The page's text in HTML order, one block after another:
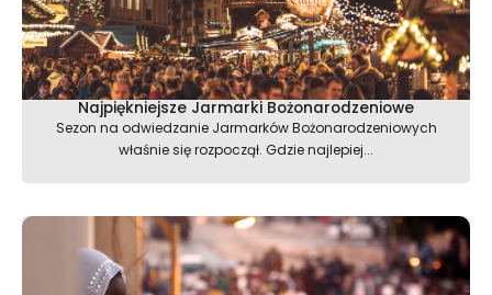
Najpiękniejsze Jarmarki Bożonarodzeniowe
Sezon na odwiedzanie Jarmarków Bożonarodzeniowych
właśnie się rozpoczął. Gdzie najlepiej...